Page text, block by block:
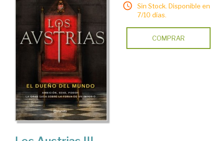
Sin Stock. Disponible en
7/10 días.
COMPRAR